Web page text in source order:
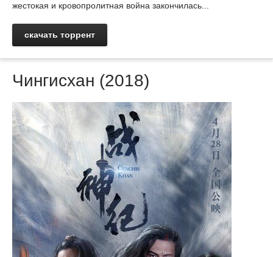
жестокая и кровопролитная война закончилась...
скачать торрент
Чингисхан (2018)